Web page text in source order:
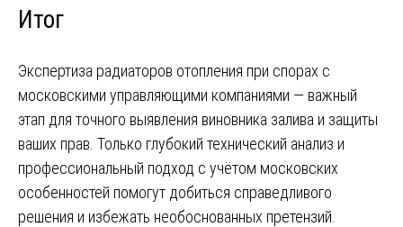
Итог
Экспертиза радиаторов отопления при спорах с
московскими управляющими компаниями — важный
этап для точного выявления виновника залива и защиты
ваших прав. Только глубокий технический анализ и
профессиональный подход с учётом московских
особенностей помогут добиться справедливого
решения и избежать необоснованных претензий.